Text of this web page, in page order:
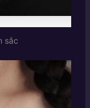
sắc